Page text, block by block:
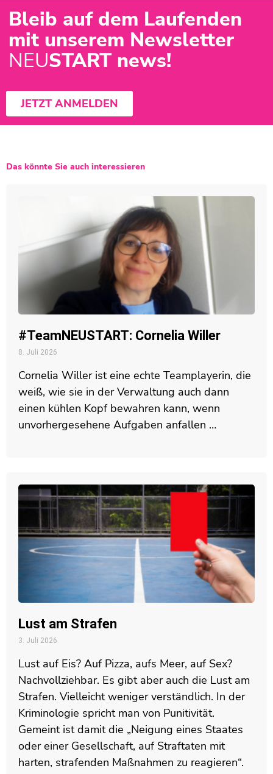
Bleib auf dem Laufenden
mit unserem Newsletter
NEUSTART news!
JETZT ANMELDEN
Das könnte Sie auch interessieren
#TeamNEUSTART: Cornelia Willer
8. Juli 2026
Cornelia Willer ist eine echte Teamplayerin, die
weiß, wie sie in der Verwaltung auch dann
einen kühlen Kopf bewahren kann, wenn
unvorhergesehene Aufgaben anfallen …
Lust am Strafen
3. Juli 2026
Lust auf Eis? Auf Pizza, aufs Meer, auf Sex?
Nachvollziehbar. Es gibt aber auch die Lust am
Strafen. Vielleicht weniger verständlich. In der
Kriminologie spricht man von Punitivität.
Gemeint ist damit die „Neigung eines Staates
oder einer Gesellschaft, auf Straftaten mit
harten, strafenden Maßnahmen zu reagieren“.